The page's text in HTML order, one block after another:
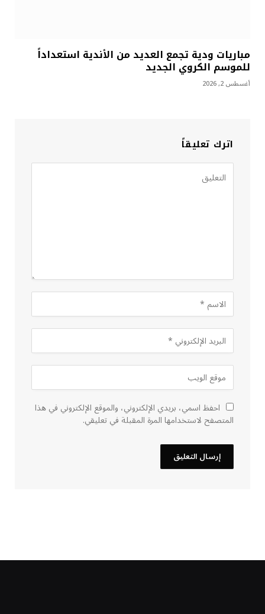
مباريات ودية تجمع العديد من الأندية استعداداً
للموسم الكروي الجديد
أغسطس 2, 2026
اترك تعليقاً
احفظ اسمي، بريدي الإلكتروني، والموقع الإلكتروني في هذا
المتصفح لاستخدامها المرة المقبلة في تعليقي.